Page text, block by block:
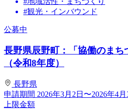
#観光・インバウンド
公募中
長野県辰野町：「協働のまち
（令和8年度）
長野県
申請期間 2026年3月2日〜2026年4月
上限金額